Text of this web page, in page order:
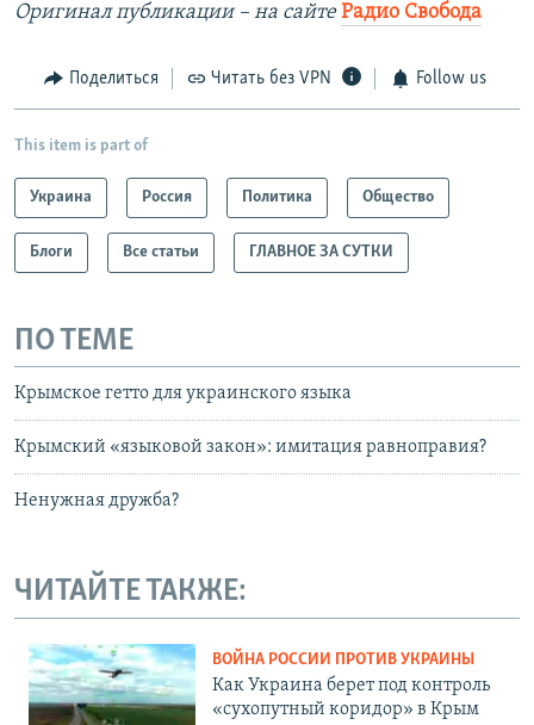
Оригинал публикации – на сайте Радио Свобода
Поделиться Читать без VPN Follow us
This item is part of
Украина Россия Политика Общество
Блоги Все статьи ГЛАВНОЕ ЗА СУТКИ
ПО ТЕМЕ
Крымское гетто для украинского языка
Крымский «языковой закон»: имитация равноправия?
Ненужная дружба?
ЧИТАЙТЕ ТАКЖЕ:
ВОЙНА РОССИИ ПРОТИВ УКРАИНЫ
Как Украина берет под контроль
«сухопутный коридор» в Крым